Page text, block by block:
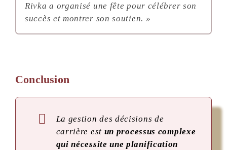
Rivka a organisé une fête pour célébrer son
succès et montrer son soutien. »
Conclusion
La gestion des décisions de
carrière est un processus complexe
qui nécessite une planification